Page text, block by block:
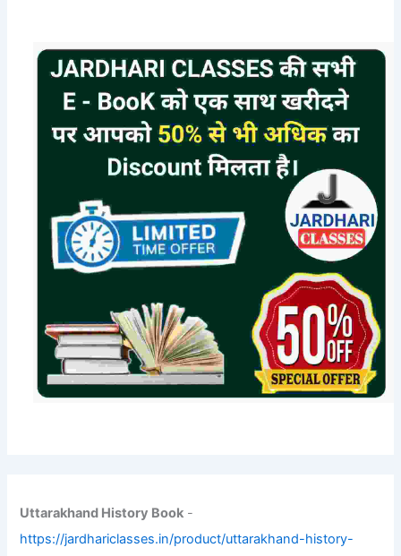
Uttarakhand History Book -
https://jardhariclasses.in/product/uttarakhand-history-